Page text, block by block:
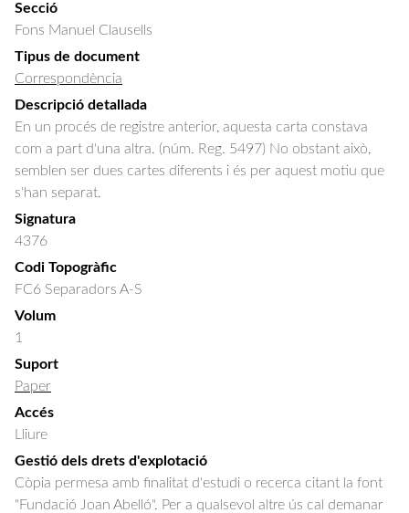
Secció
Fons Manuel Clausells
Tipus de document
Correspondència
Descripció detallada
En un procés de registre anterior, aquesta carta constava
com a part d'una altra. (núm. Reg. 5497) No obstant això,
semblen ser dues cartes diferents i és per aquest motiu que
s'han separat.
Signatura
4376
Codi Topogràfic
FC6 Separadors A-S
Volum
1
Suport
Paper
Accés
Lliure
Gestió dels drets d'explotació
Còpia permesa amb finalitat d'estudi o recerca citant la font
"Fundació Joan Abelló". Per a qualsevol altre ús cal demanar